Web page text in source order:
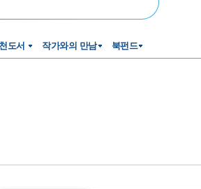
도서 작가와의 만남 북펀드